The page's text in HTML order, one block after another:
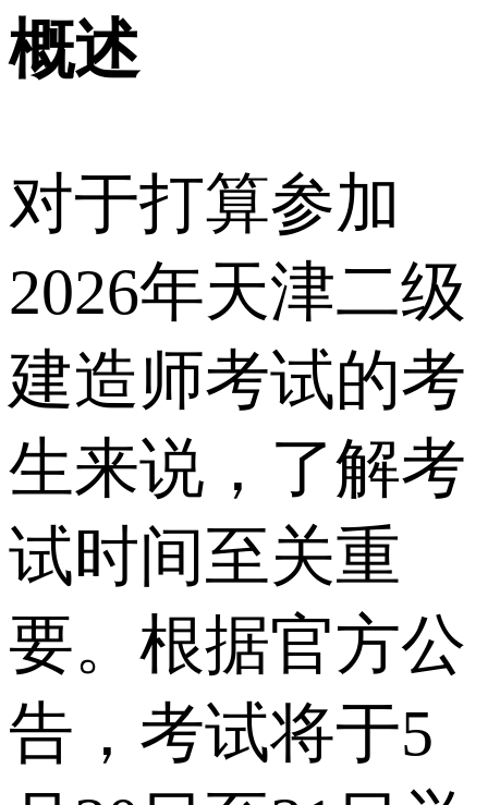
概述
对于打算参加
2026年天津二级
建造师考试的考
生来说，了解考
试时间至关重
要。根据官方公
告，考试将于5